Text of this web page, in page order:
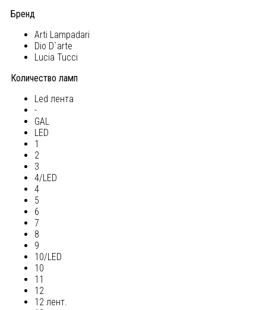
Бренд
Arti Lampadari
Dio D`arte
Lucia Tucci
Количество ламп
Led лента
-
GAL
LED
1
2
3
4/LED
4
5
6
7
8
9
10/LED
10
11
12
12 лент.